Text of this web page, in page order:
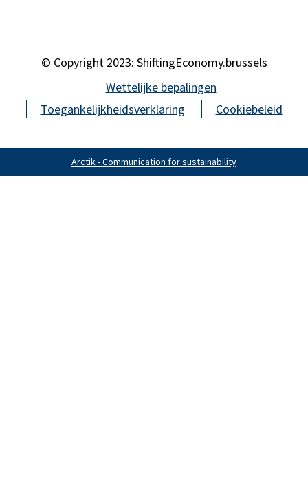
© Copyright 2023: ShiftingEconomy.brussels
Wettelijke bepalingen
Toegankelijkheidsverklaring
Cookiebeleid
Arctik - Communication for sustainability